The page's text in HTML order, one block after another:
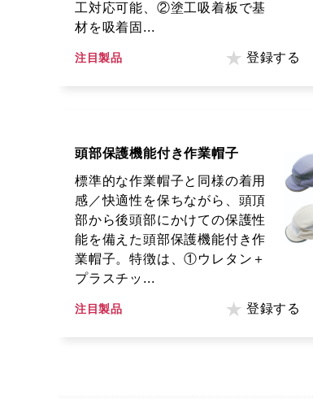
工対応可能、②塗工吸着板で基
材を吸着固...
注目製品 登録する
頭部保護機能付き作業帽子
標準的な作業帽子と同様の着用
感／快適性を保ちながら、頭頂
部から後頭部にかけての保護性
能を備えた頭部保護機能付き作
業帽子。特徴は、①ウレタン＋
プラスチッ...
注目製品 登録する